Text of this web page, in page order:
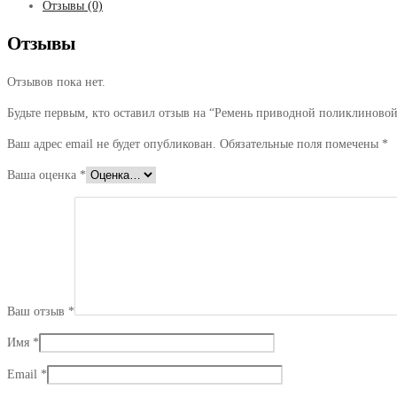
Отзывы (0)
Отзывы
Отзывов пока нет.
Будьте первым, кто оставил отзыв на “Ремень приводной
Ваш адрес email не будет опубликован. Обязательные поля помечены *
Ваша оценка *
Ваш отзыв *
Имя *
Email *